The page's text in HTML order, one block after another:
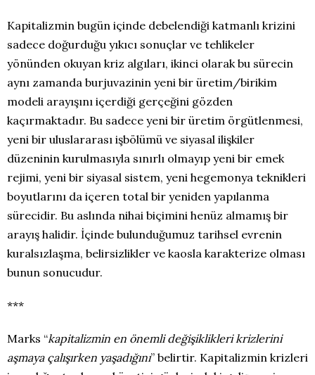
Kapitalizmin bugün içinde debelendiği katmanlı krizini
sadece doğurduğu yıkıcı sonuçlar ve tehlikeler
yönünden okuyan kriz algıları, ikinci olarak bu sürecin
aynı zamanda burjuvazinin yeni bir üretim/birikim
modeli arayışını içerdiği gerçeğini gözden
kaçırmaktadır. Bu sadece yeni bir üretim örgütlenmesi,
yeni bir uluslararası işbölümü ve siyasal ilişkiler
düzeninin kurulmasıyla sınırlı olmayıp yeni bir emek
rejimi, yeni bir siyasal sistem, yeni hegemonya teknikleri
boyutlarını da içeren total bir yeniden yapılanma
sürecidir. Bu aslında nihai biçimini henüz almamış bir
arayış halidir. İçinde bulunduğumuz tarihsel evrenin
kuralsızlaşma, belirsizlikler ve kaosla karakterize olması
bunun sonucudur.
***
Marks “kapitalizmin en önemli değişiklikleri krizlerini
aşmaya çalışırken yaşadığını” belirtir. Kapitalizmin krizleri